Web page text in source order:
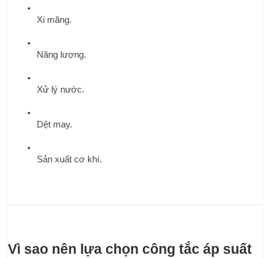
Xi măng.
Năng lượng.
Xử lý nước.
Dệt may.
Sản xuất cơ khí.
Vì sao nên lựa chọn công tắc áp suất